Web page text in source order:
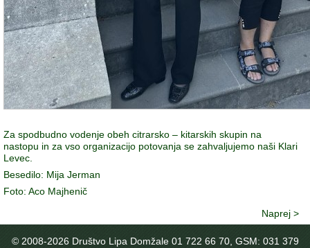
Za spodbudno vodenje obeh citrarsko – kitarskih skupin na
nastopu in za vso organizacijo potovanja se zahvaljujemo naši Klari
Levec.
Besedilo: Mija Jerman
Foto: Aco Majhenič
Naprej >
© 2008-2026 Društvo Lipa Domžale 01 722 66 70, GSM: 031 379